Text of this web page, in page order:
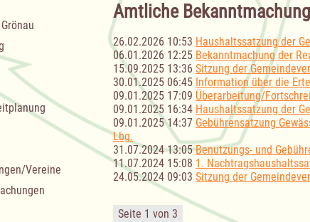
Amtliche
26.02.2026 10:53 Haushaltssatzung der
06.01.2026 12:25 Bekanntmachung der
15.09.2025 13:36 Sitzung der
30.01.2025 06:45 Information über die
09.01.2025 17:09 Überarbeitung/
09.01.2025 16:34 Haushaltssatzung der
09.01.2025 14:37 Gebührensatzung
Lbg.
31.07.2024 13:05 Benutzungs- und
11.07.2024 15:08 1.
24.05.2024 09:03 Sitzung der
Seite 1 von 3
Vereine